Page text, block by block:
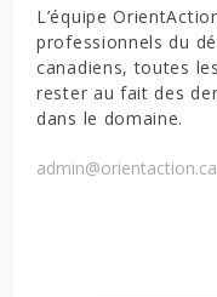
L’équipe
professionnels du
canadiens, toutes
rester au fait des
dans le domaine.
admin@orientaction.ca